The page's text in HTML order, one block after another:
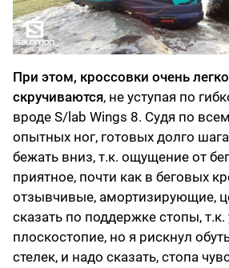
При этом, кроссовки очень легко
скручиваются, не уступая по
вроде S/lab Wings 8. Судя по
опытных ног, готовых долго
бежать вниз, т.к. ощущение от
приятное, почти как в беговых
отзывчивые, амортизирующие,
сказать по поддержке стопы, т.к.
плоскостопие, но я рискнул
стелек, и надо сказать, стопа